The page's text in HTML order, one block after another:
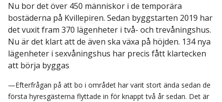
Nu bor det över 450 människor i de temporära
bostäderna på Kvillepiren. Sedan byggstarten 2019 har
det vuxit fram 370 lägenheter i två- och trevåningshus.
Nu är det klart att de även ska växa på höjden. 134 nya
lägenheter i sexvåningshus har precis fått klartecken
att börja byggas
—Efterfrågan på att bo i området har varit stort ända sedan de
första hyresgästerna flyttade in för knappt två år sedan. Det är